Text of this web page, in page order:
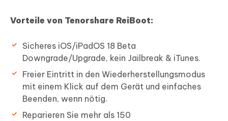
Vorteile von Tenorshare ReiBoot:
Sicheres iOS/iPadOS 18 Beta
Downgrade/Upgrade, kein Jailbreak & iTunes.
Freier Eintritt in den Wiederherstellungsmodus
mit einem Klick auf dem Gerät und einfaches
Beenden, wenn nötig.
Reparieren Sie mehr als 150